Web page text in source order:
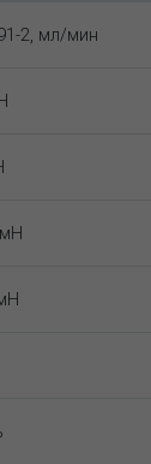
2, мл/мин